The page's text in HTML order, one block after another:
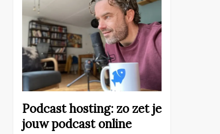
Podcast hosting: zo zet je
jouw podcast online